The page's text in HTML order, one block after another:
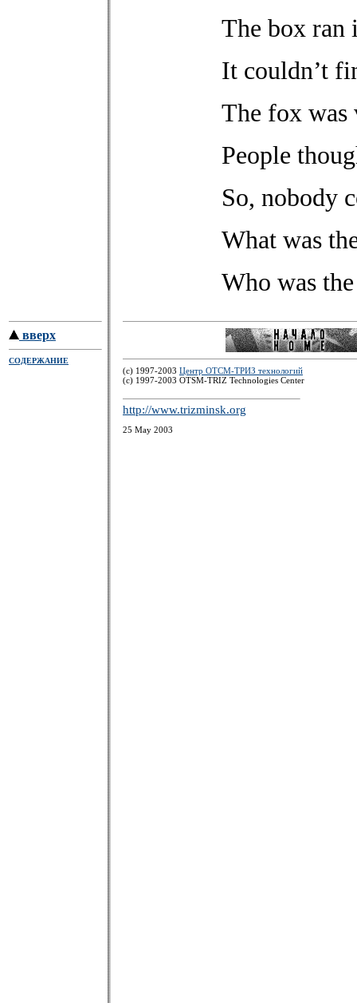
The box ran
It couldn’t
The fox was
People
So, nobody
What was
Who was
вверх
СОДЕРЖАНИЕ
(c) 1997-2003 Центр ОТСМ-ТРИЗ технологий
(с) 1997-2003 OTSM-TRIZ Technologies Center
http://www.trizminsk.org
25 May 2003